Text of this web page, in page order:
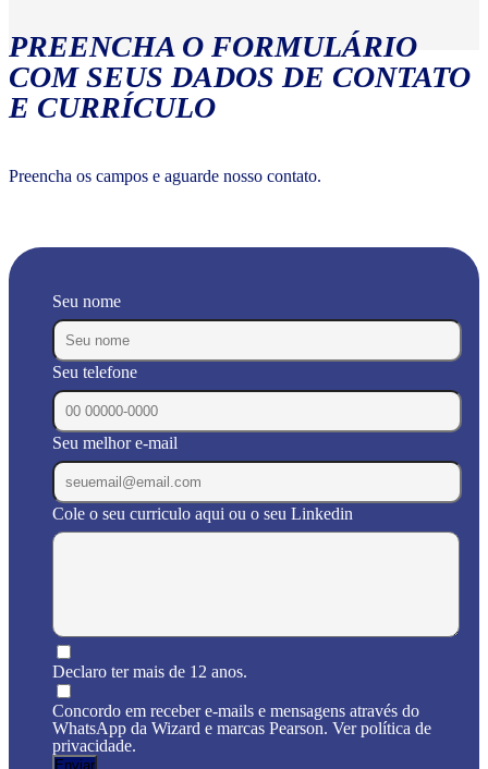
PREENCHA O FORMULÁRIO
COM SEUS DADOS DE CONTATO
E CURRÍCULO
Preencha os campos e aguarde nosso contato.
Seu nome
Seu telefone
Seu melhor e-mail
Cole o seu curriculo aqui ou o seu Linkedin
Declaro ter mais de 12 anos.
Concordo em receber e-mails e mensagens através do
WhatsApp da Wizard e marcas Pearson. Ver política de
privacidade.